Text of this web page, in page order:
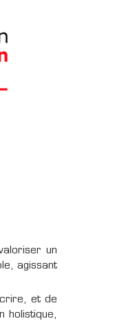
un
agissant
et de
holistique,